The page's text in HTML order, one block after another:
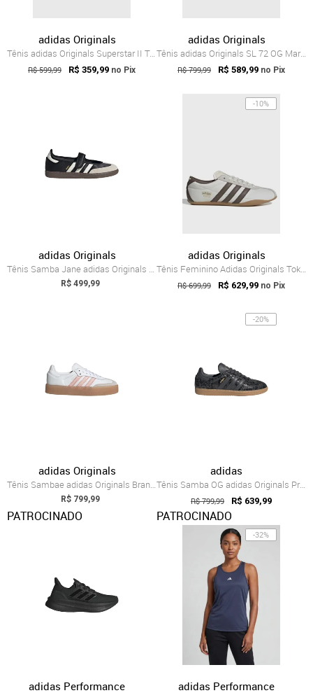
adidas Originals
Tênis adidas Originals Superstar II Text...
R$ 599,99 R$ 359,99 no Pix
adidas Originals
Tênis adidas Originals SL 72 OG Marrom
R$ 799,99 R$ 589,99 no Pix
adidas Originals
Tênis Samba Jane adidas Originals Preto
R$ 499,99
-10%
adidas Originals
Tênis Feminino Adidas Originals Tokyo W Branco
R$ 699,99 R$ 629,99 no Pix
adidas Originals
Tênis Sambae adidas Originals Branco
R$ 799,99
PATROCINADO
-20%
adidas
Tênis Samba OG adidas Originals Preto
R$ 799,99 R$ 639,99
PATROCINADO
adidas Performance
-32%
adidas Performance